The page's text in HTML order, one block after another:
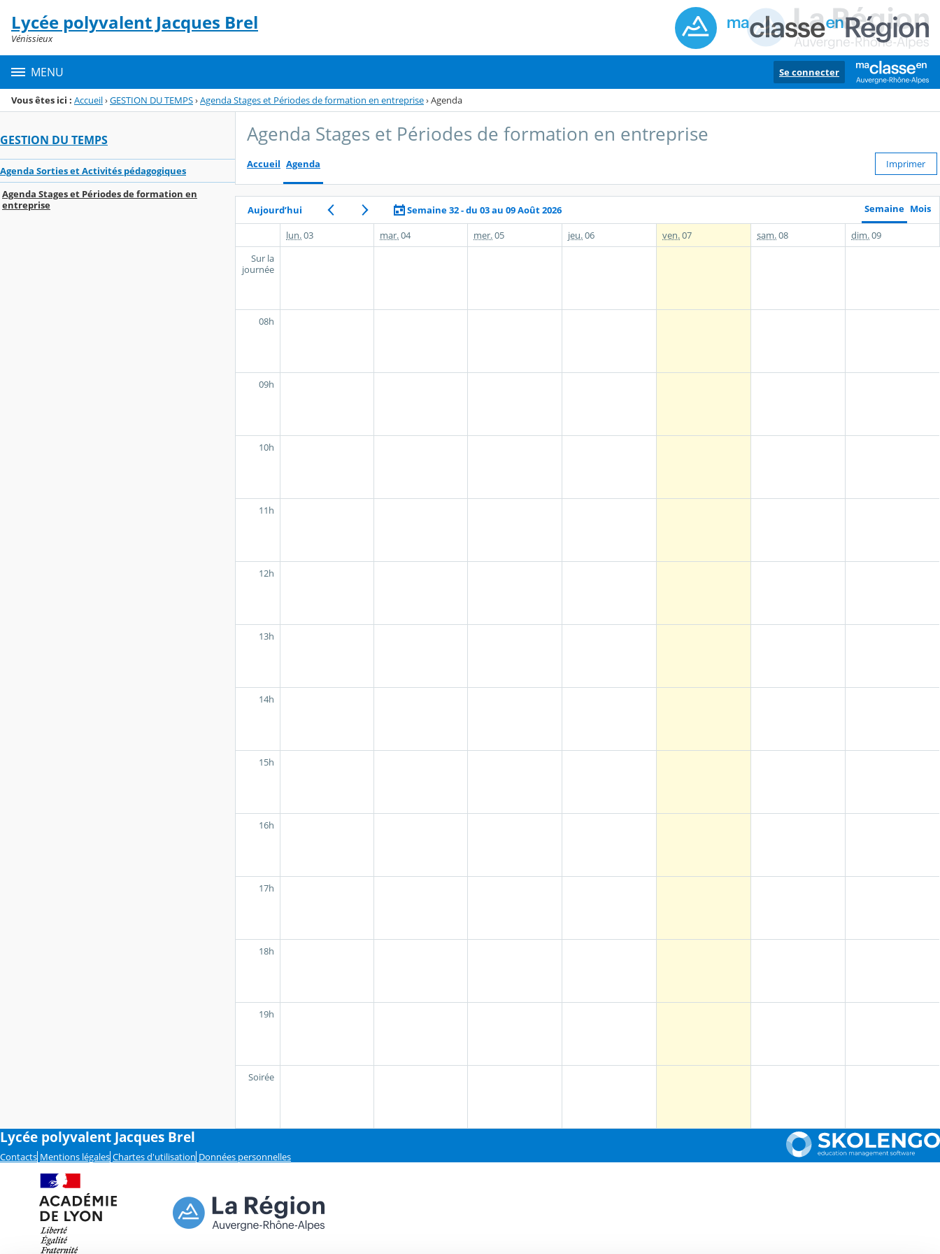
Menu de la rubrique
Contenu
Lycée polyvalent Jacques Brel
Vénissieux
MENU Se connecter
Vous êtes ici : Accueil›GESTION DU TEMPS›Agenda Stages et Périodes de formation en entreprise›Agenda
GESTION DU TEMPS
Agenda Sorties et Activités pédagogiques
Agenda Stages et Périodes de formation en
entreprise
Agenda Stages et Périodes de formation en entreprise
Accueil Agenda Imprimer
Aujourd’hui Semaine 32 - du 03 au 09 Août 2026 Semaine Mois
lun.03 mar.04 mer.05 jeu.06 ven.07 sam.08 dim.09
Sur la
journée
08h
09h
10h
11h
12h
13h
14h
15h
16h
17h
18h
19h
Soirée
Lycée polyvalent Jacques Brel
Contacts Mentions légales Chartes d'utilisation Données personnelles